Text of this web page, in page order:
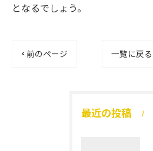
となるでしょう。
< 前のページ 一覧に戻る
最近の投稿